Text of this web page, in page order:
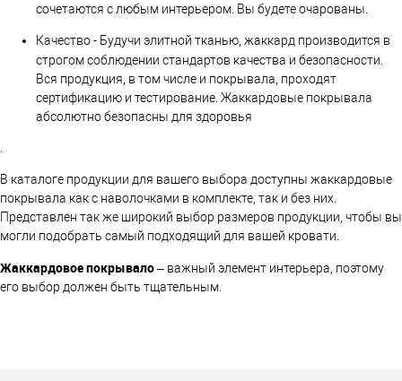
сочетаются с любым интерьером. Вы будете очарованы.
Качество - Будучи элитной тканью, жаккард производится в
строгом соблюдении стандартов качества и безопасности.
Вся продукция, в том числе и покрывала, проходят
сертификацию и тестирование. Жаккардовые покрывала
абсолютно безопасны для здоровья
В каталоге продукции для вашего выбора доступны жаккардовые
покрывала как с наволочками в комплекте, так и без них.
Представлен так же широкий выбор размеров продукции, чтобы вы
могли подобрать самый подходящий для вашей кровати.
Жаккардовое покрывало– важный элемент интерьера, поэтому
его выбор должен быть тщательным.